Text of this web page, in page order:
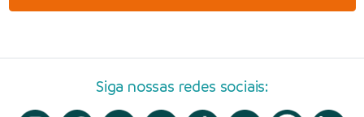
Siga nossas redes sociais: